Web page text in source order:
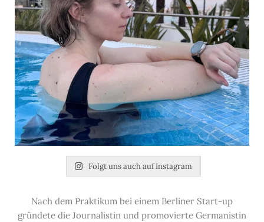
Folgt uns auch auf Instagram
Nach dem Praktikum bei einem Berliner Start-up
gründete die Journalistin und promovierte Germanistin